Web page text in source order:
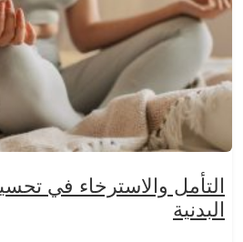
التأمل والاسترخاء في
البدنية